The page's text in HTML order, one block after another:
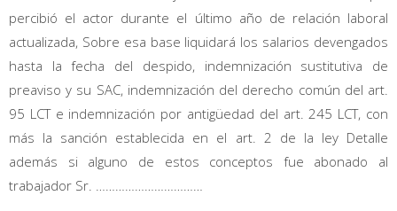
percibió el actor durante el último año de relación laboral
actualizada, Sobre esa base liquidará los salarios devengados
hasta la fecha del despido, indemnización sustitutiva de
preaviso y su SAC, indemnización del derecho común del art.
95 LCT e indemnización por antigüedad del art. 245 LCT, con
más la sanción establecida en el art. 2 de la ley Detalle
además si alguno de estos conceptos fue abonado al
trabajador Sr. ……………………………